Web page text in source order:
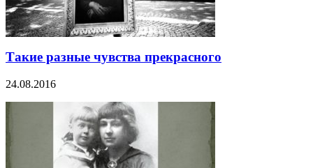
Такие разные чувства прекрасного
24.08.2016